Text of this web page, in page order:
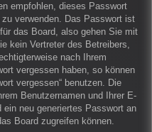
empfohlen, dieses Passwort
verwenden. Das Passwort ist
das Board, also gehen Sie mit
kein Vertreter des Betreibers,
nach Ihrem
vergessen haben, so können
vergessen“ benutzen. Die
Benutzernamen und Ihrer E-
neu generiertes Passwort an
Board zugreifen können.